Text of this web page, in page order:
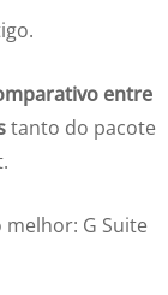
entre
tanto do pacote
G Suite